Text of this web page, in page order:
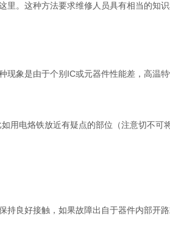
。这种方法要求维修人员具有相当的知识
现象是由于个别IC或元器件性能差，高温
用电烙铁放近有疑点的部位（注意切不可
持良好接触，如果故障出自于器件内部开